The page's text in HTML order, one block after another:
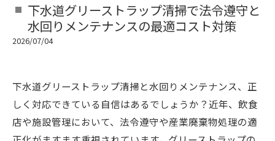
下水道グリーストラップ清掃で法令遵守と
水回りメンテナンスの最適コスト対策
2026/07/04
下水道グリーストラップ清掃と水回りメンテナンス、正
しく対応できている自信はあるでしょうか？近年、飲食
店や施設管理において、法令遵守や産業廃棄物処理の適